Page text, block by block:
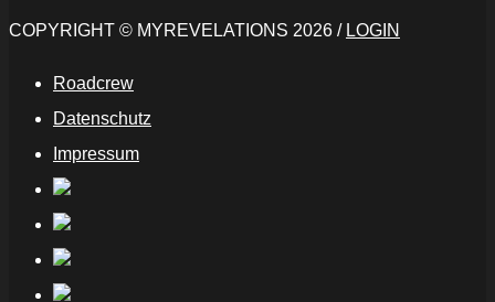
COPYRIGHT © MYREVELATIONS 2026 / LOGIN
Roadcrew
Datenschutz
Impressum